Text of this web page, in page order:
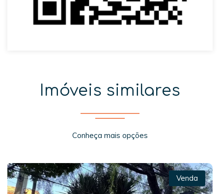
Imóveis similares
Conheça mais opções
Venda